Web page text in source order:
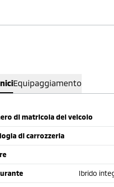
Equipaggiamento
di matricola del veicolo
di carrozzeria
Ibrido